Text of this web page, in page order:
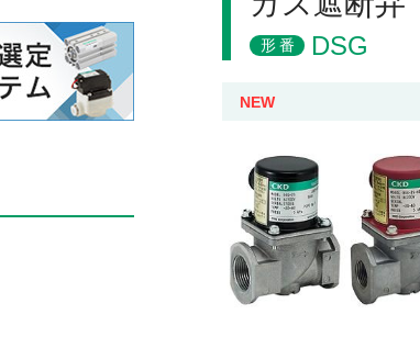
形番 DSG
NEW